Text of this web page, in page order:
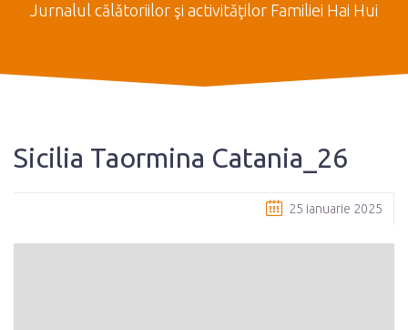
Jurnalul călătoriilor şi activităţilor Familiei Hai Hui
Sicilia Taormina Catania_26
25 ianuarie 2025